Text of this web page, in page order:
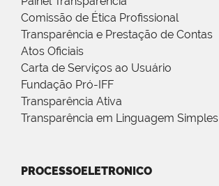
Comissão de Ética Profissional
Transparência e Prestação de Contas
Atos Oficiais
Carta de Serviços ao Usuário
Fundação Pró-IFF
Transparência Ativa
Transparência em Linguagem Simples
PROCESSOELETRONICO